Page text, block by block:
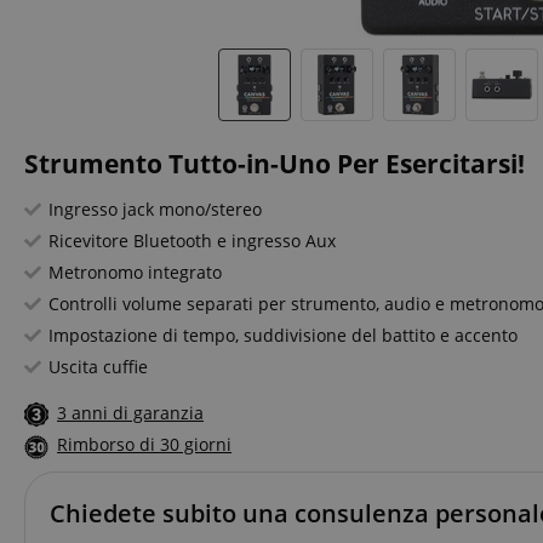
Strumento Tutto-in-Uno Per Esercitarsi!
Ingresso jack mono/stereo
Ricevitore Bluetooth e ingresso Aux
Metronomo integrato
Controlli volume separati per strumento, audio e metronomo
Impostazione di tempo, suddivisione del battito e accento
Uscita cuffie
3 anni di garanzia
Rimborso di 30 giorni
Chiedete subito una consulenza